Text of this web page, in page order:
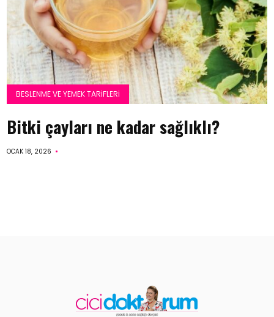
BESLENME VE YEMEK TARIFLERI
Bitki çayları ne kadar sağlıklı?
OCAK 18, 2026